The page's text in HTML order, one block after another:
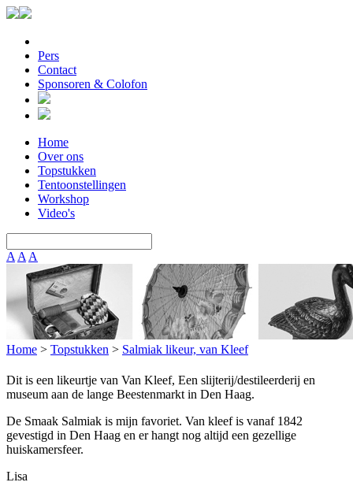
Pers
Contact
Sponsoren & Colofon
Home
Over ons
Topstukken
Tentoonstellingen
Workshop
Video's
A A A
Home > Topstukken > Salmiak likeur, van Kleef
Dit is een likeurtje van Van Kleef, Een slijterij/destileerderij en
museum aan de lange Beestenmarkt in Den Haag.
De Smaak Salmiak is mijn favoriet. Van kleef is vanaf 1842
gevestigd in Den Haag en er hangt nog altijd een gezellige
huiskamersfeer.
Lisa